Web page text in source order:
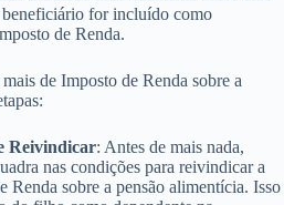
for incluído como
de Renda.
de Imposto de Renda sobre a
Reivindicar: Antes de mais nada,
nas condições para reivindicar a
Renda sobre a pensão alimentícia. Isso